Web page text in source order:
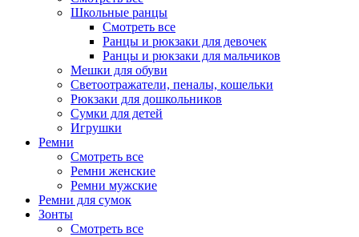
Школьные ранцы
Смотреть все
Ранцы и рюкзаки для девочек
Ранцы и рюкзаки для мальчиков
Мешки для обуви
Светоотражатели, пеналы, кошельки
Рюкзаки для дошкольников
Сумки для детей
Игрушки
Ремни
Смотреть все
Ремни женские
Ремни мужские
Ремни для сумок
Зонты
Смотреть все